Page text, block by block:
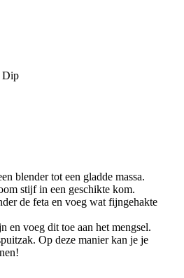
blender tot een gladde massa.
stijf in een geschikte kom.
de feta en voeg wat fijngehakte
en voeg dit toe aan het mengsel.
Op deze manier kan je je